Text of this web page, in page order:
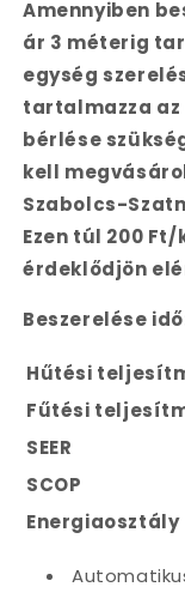
Amennyiben
ár 3 méterig
egység
tartalmazza
bérlése
kell
Szabolcs-
Ezen túl 200
érdeklődjön
Beszerelése
Hűtési
Fűtési
SEER
SCOP
Energiaosztály